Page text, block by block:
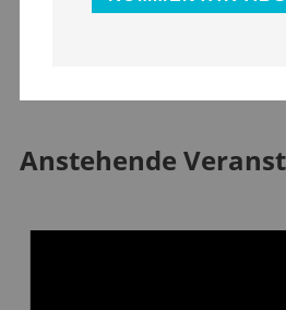
Anstehende